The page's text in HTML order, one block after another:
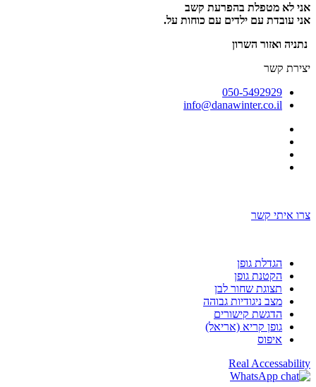
אני לא מטפלת בהפרעת קשב
אני עובדת עם ילדים עם כוחות על.
נתניה ואזור השרון
יצירת קשר
050-5492929
info@danawinter.co.il
צרו איתי קשר
הגדלת גופן
הקטנת גופן
תצוגת שחור לבן
מצב ניגודיות גבוהה
הדגשת קישורים
גופן קריא (אריאל)
איפוס
Real Accessability